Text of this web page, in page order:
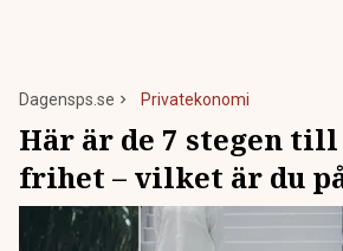
Dagensps.se Privatekonomi
Här är de 7 stegen
frihet – vilket är du